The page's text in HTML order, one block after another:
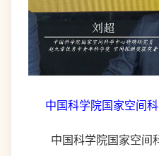
中国科学院国家空间
中国科学院国家空间